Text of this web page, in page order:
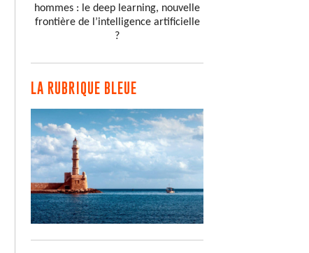
hommes : le deep learning, nouvelle
frontière de l’intelligence artificielle
?
LA RUBRIQUE BLEUE